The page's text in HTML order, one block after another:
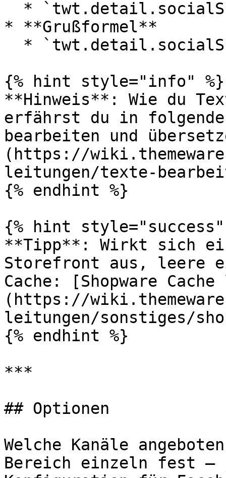
* **Grußformel**
{% hint style="info" %}
**Hinweis**: Wie du
erfährst du in
bearbeiten und
(https://
leitungen/texte-
{% endhint %}
{% hint style="success"
**Tipp**: Wirkt sich
Storefront aus, leere
Cache: [Shopware
(https://
leitungen/sonstiges/
{% endhint %}
***
## Optionen
Welche Kanäle
Bereich einzeln fest –